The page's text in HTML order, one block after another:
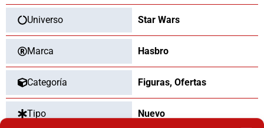
Universo Star Wars
Marca Hasbro
Categoría Figuras, Ofertas
Tipo Nuevo